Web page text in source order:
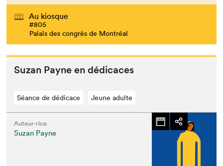
Au kiosque
#805
Palais des congrès de Montréal
Suzan Payne en dédicaces
Séance de dédicace Jeune adulte
Auteur·rice
Suzan Payne